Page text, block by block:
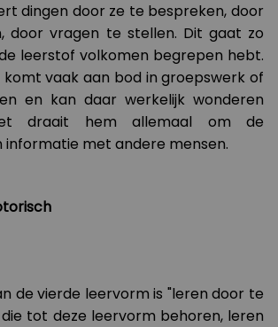
dingen door ze te bespreken, door
door vragen te stellen. Dit gaat zo
leerstof volkomen begrepen hebt.
vaak aan bod in groepswerk of
en kan daar werkelijk wonderen
draait hem allemaal om de
informatie met andere mensen.
de vierde leervorm is "leren door te
die tot deze leervorm behoren, leren